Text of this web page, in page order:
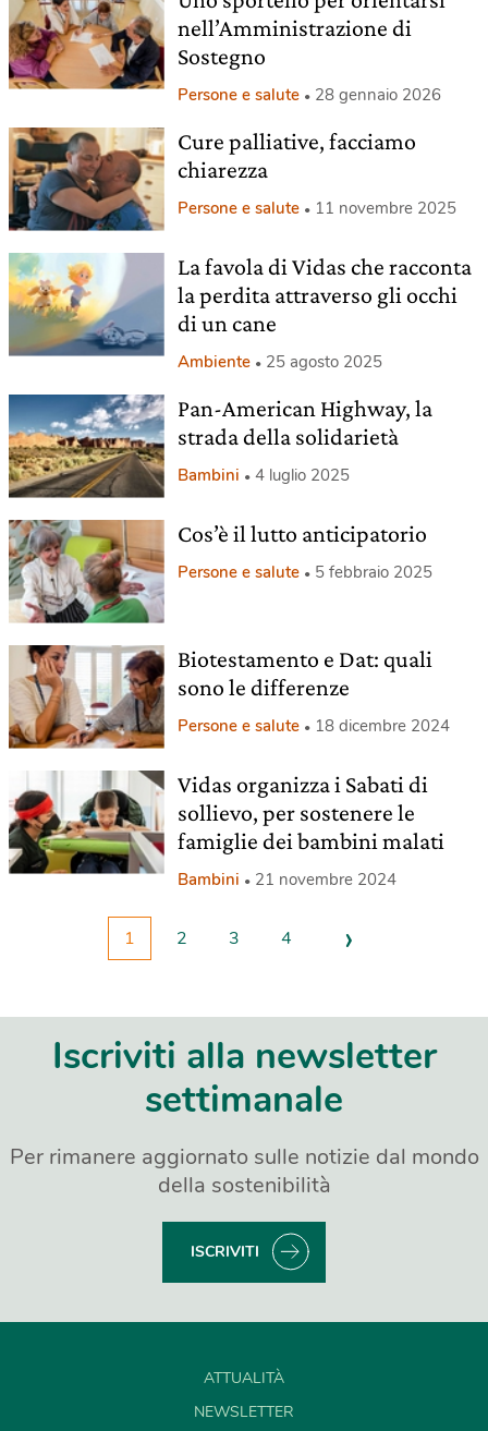
nell’Amministrazione di
Sostegno
Persone e salute 28 gennaio 2026
Cure palliative, facciamo
chiarezza
Persone e salute 11 novembre 2025
La favola di Vidas che racconta
la perdita attraverso gli occhi
di un cane
Ambiente 25 agosto 2025
Pan-American Highway, la
strada della solidarietà
Bambini 4 luglio 2025
Cos’è il lutto anticipatorio
Persone e salute 5 febbraio 2025
Biotestamento e Dat: quali
sono le differenze
Persone e salute 18 dicembre 2024
Vidas organizza i Sabati di
sollievo, per sostenere le
famiglie dei bambini malati
Bambini 21 novembre 2024
1 2 3 4 ›
Iscriviti alla newsletter
settimanale
Per rimanere aggiornato sulle notizie dal mondo
della sostenibilità
ISCRIVITI
ATTUALITÀ
NEWSLETTER